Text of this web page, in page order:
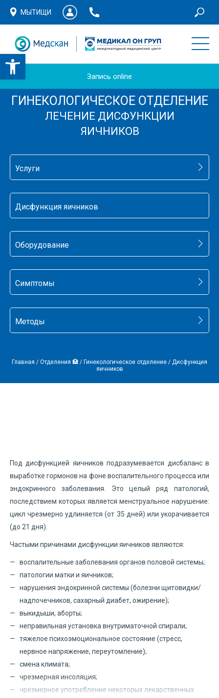
МЫТИЩИ
Запись online
ГИНЕКОЛОГИЧЕСКОЕ ОТДЕЛЕНИЕ
ЛЕЧЕНИЕ ДИСФУНКЦИИ
ЯИЧНИКОВ
Услуги
Дисфункция яичников
Оборудование
Симптомы
Методы
Главная / Отделения 🏥 / Гинекологическое отделение / Дисфункция
яичников
Под дисфункцией яичников подразумевается дисбаланс в
выработке гормонов на фоне воспалительного процесса или
эндокринного заболевания. Это целый ряд патологий,
последствием которых является менструальное нарушение:
цикл чрезмерно удлиняется (от 35 дней) или укорачивается
(до 21 дня).
Частыми причинами дисфункции яичников являются:
воспалительные заболевания органов половой системы;
патологии матки и яичников;
нарушения эндокринной системы (болезни щитовидки/
надпочечников, сахарный диабет, ожирение);
выкидыши, аборты;
неправильная установка внутриматочной спирали;
тяжелое психоэмоциональное состояние (стресс,
нервное напряжение, переутомление);
смена климата;
чрезмерная инсоляция;
чрезмерное употребление некоторых лекарственных